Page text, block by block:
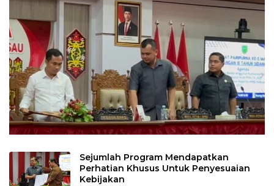
Sejumlah Program Mendapatkan
Perhatian Khusus Untuk Penyesuaian
Kebijakan